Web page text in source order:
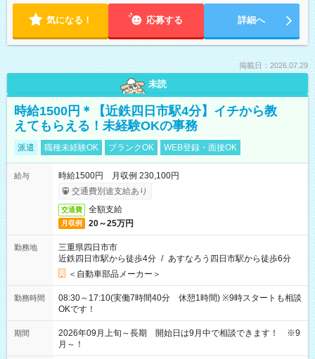
気になる！ 応募する 詳細へ
掲載日：2026.07.29
未読
時給1500円＊【近鉄四日市駅4分】イチから教
えてもらえる！未経験OKの事務
派遣 職種未経験OK ブランクOK WEB登録・面接OK
給与
時給1500円 月収例 230,100円
交通費別途支給あり
交通費 全額支給
月収例 20～25万円
勤務地
三重県四日市市
近鉄四日市駅から徒歩4分 / あすなろう四日市駅から徒歩6分
＜自動車部品メーカー＞
勤務時間
08:30～17:10(実働7時間40分 休憩1時間) ※9時スタートも相談
OKです！
期間
2026年09月上旬～長期 開始日は9月中で相談できます！ ※9
月～！